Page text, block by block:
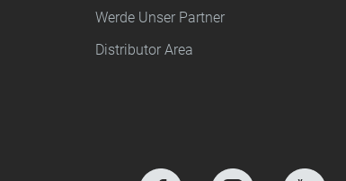
Werde Unser Partner
Distributor Area